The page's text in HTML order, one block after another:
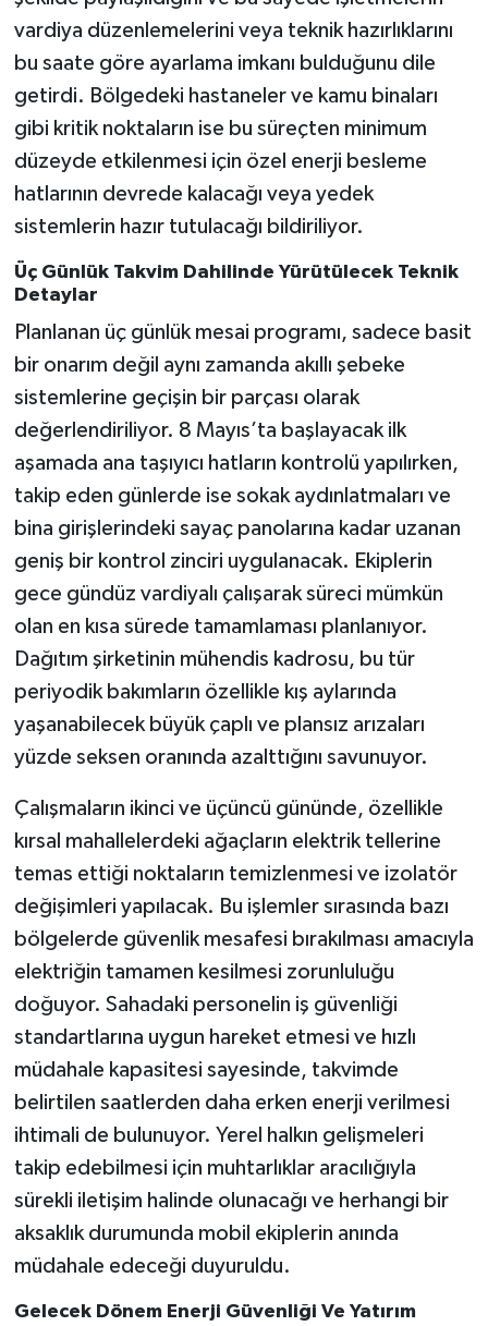
vardiya düzenlemelerini veya teknik hazırlıklarını
bu saate göre ayarlama imkanı bulduğunu dile
getirdi. Bölgedeki hastaneler ve kamu binaları
gibi kritik noktaların ise bu süreçten minimum
düzeyde etkilenmesi için özel enerji besleme
hatlarının devrede kalacağı veya yedek
sistemlerin hazır tutulacağı bildiriliyor.
Üç Günlük Takvim Dahilinde Yürütülecek Teknik
Detaylar
Planlanan üç günlük mesai programı, sadece basit
bir onarım değil aynı zamanda akıllı şebeke
sistemlerine geçişin bir parçası olarak
değerlendiriliyor. 8 Mayıs’ta başlayacak ilk
aşamada ana taşıyıcı hatların kontrolü yapılırken,
takip eden günlerde ise sokak aydınlatmaları ve
bina girişlerindeki sayaç panolarına kadar uzanan
geniş bir kontrol zinciri uygulanacak. Ekiplerin
gece gündüz vardiyalı çalışarak süreci mümkün
olan en kısa sürede tamamlaması planlanıyor.
Dağıtım şirketinin mühendis kadrosu, bu tür
periyodik bakımların özellikle kış aylarında
yaşanabilecek büyük çaplı ve plansız arızaları
yüzde seksen oranında azalttığını savunuyor.
Çalışmaların ikinci ve üçüncü gününde, özellikle
kırsal mahallelerdeki ağaçların elektrik tellerine
temas ettiği noktaların temizlenmesi ve izolatör
değişimleri yapılacak. Bu işlemler sırasında bazı
bölgelerde güvenlik mesafesi bırakılması amacıyla
elektriğin tamamen kesilmesi zorunluluğu
doğuyor. Sahadaki personelin iş güvenliği
standartlarına uygun hareket etmesi ve hızlı
müdahale kapasitesi sayesinde, takvimde
belirtilen saatlerden daha erken enerji verilmesi
ihtimali de bulunuyor. Yerel halkın gelişmeleri
takip edebilmesi için muhtarlıklar aracılığıyla
sürekli iletişim halinde olunacağı ve herhangi bir
aksaklık durumunda mobil ekiplerin anında
müdahale edeceği duyuruldu.
Gelecek Dönem Enerji Güvenliği Ve Yatırım